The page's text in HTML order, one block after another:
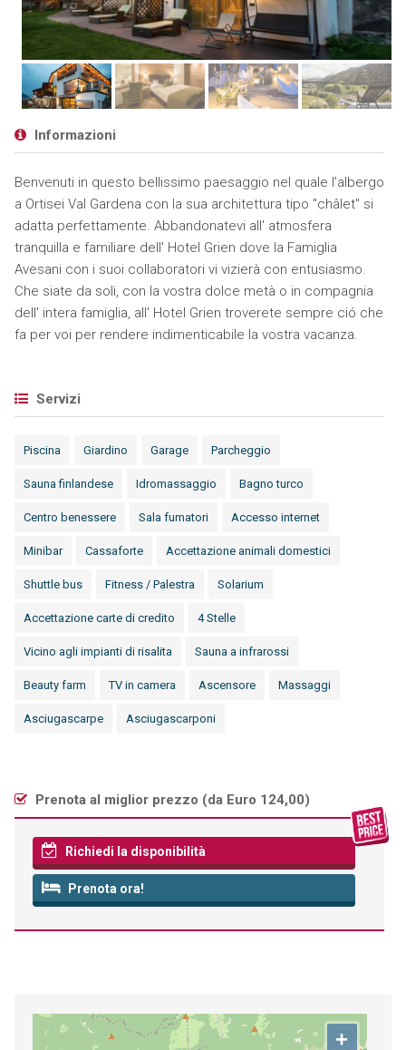
Informazioni
Benvenuti in questo bellissimo paesaggio nel quale l'albergo
a Ortisei Val Gardena con la sua architettura tipo "châlet" si
adatta perfettamente. Abbandonatevi all' atmosfera
tranquilla e familiare dell' Hotel Grien dove la Famiglia
Avesani con i suoi collaboratori vi vizierà con entusiasmo.
Che siate da soli, con la vostra dolce metà o in compagnia
dell' intera famiglia, all' Hotel Grien troverete sempre ció che
fa per voi per rendere indimenticabile la vostra vacanza.
Servizi
Piscina Giardino Garage Parcheggio
Sauna finlandese Idromassaggio Bagno turco
Centro benessere Sala fumatori Accesso internet
Minibar Cassaforte Accettazione animali domestici
Shuttle bus Fitness / Palestra Solarium
Accettazione carte di credito 4 Stelle
Vicino agli impianti di risalita Sauna a infrarossi
Beauty farm TV in camera Ascensore Massaggi
Asciugascarpe Asciugascarponi
Prenota al miglior prezzo (da Euro 124,00)
Richiedi la disponibilità
Prenota ora!
+